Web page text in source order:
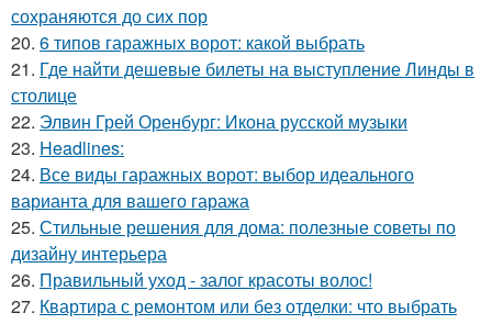
сохраняются до сих пор
20. 6 типов гаражных ворот: какой выбрать
21. Где найти дешевые билеты на выступление Линды в
столице
22. Элвин Грей Оренбург: Икона русской музыки
23. Headlines:
24. Все виды гаражных ворот: выбор идеального
варианта для вашего гаража
25. Стильные решения для дома: полезные советы по
дизайну интерьера
26. Правильный уход - залог красоты волос!
27. Квартира с ремонтом или без отделки: что выбрать